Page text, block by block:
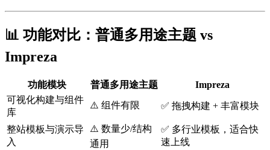
📊 功能对比：普通多用途主题 vs
Impreza
功能模块 普通多用途主题
Impreza
可视化构建与组件
库
⚠️ 组件有限 ✅ 拖拽构建 + 丰富模块
整站模板与演示导
入
⚠️ 数量少/结构
通用
✅ 多行业模板，适合快
速上线